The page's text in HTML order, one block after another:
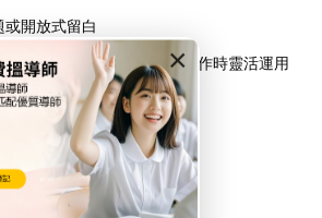
×
或開放式留白
集修辭佳句、主題句式供創作時靈活運用
報或讀書會
表達觀點：